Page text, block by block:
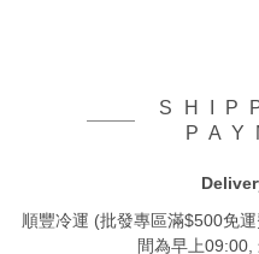
順豐冷運 (批發專區滿$500免
間為早上